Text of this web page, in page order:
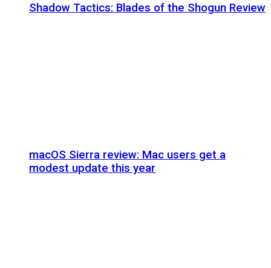
Shadow Tactics: Blades of the Shogun Review
macOS Sierra review: Mac users get a
modest update this year